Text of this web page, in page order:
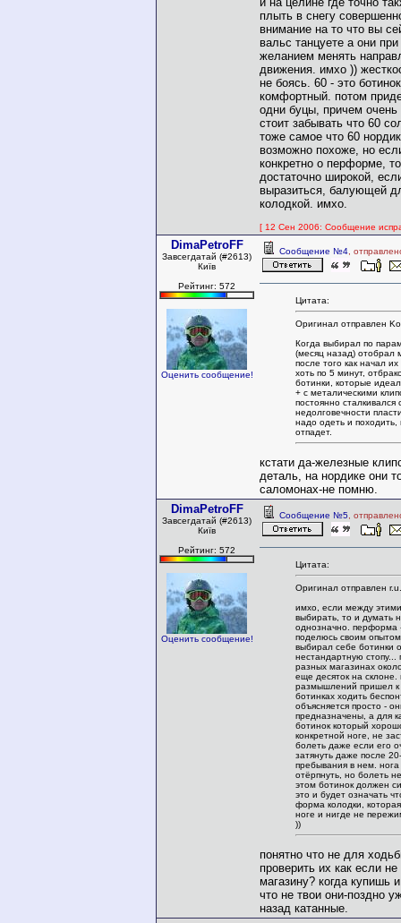
плыть в снегу
внимание на то что вы
вальс танцуете а они
желанием менять
движения. имхо ))
не боясь. 60 - это
комфортный. потом
одни буцы, причем
стоит забывать что 60
тоже самое что 60
возможно похоже, но
конкретно о перформе,
достаточно широкой,
выразиться, балующей
колодкой. имхо.
[ 12 Сен 2006: Сообщение
DimaPetroFF
Завсегдатай (#2613)
Київ
Рейтинг: 572
Оценить сообщение!
Сообщение №4 ,
Цитата:
Оригинал отправлен
Когда выбирал по
(месяц назад) отобрал
после того как начал
хоть по 5 минут,
ботинки, которые
+ с металическими
постоянно сталкивался
недолговечности
надо одеть и походить,
отпадет.
кстати да-железные
деталь, на нордике они
саломонах-не помню.
DimaPetroFF
Завсегдатай (#2613)
Київ
Рейтинг: 572
Оценить сообщение!
Сообщение №5 ,
Цитата:
Оригинал отправлен
имхо, если между
выбирать, то и думать
однозначно. перформа
поделюсь своим
выбирал себе ботинки
нестандартную стопу...
разных магазинах
еще десяток на склоне.
размышлений пришел к
ботинках ходить
объясняется просто -
предназначены, а для
ботинок который
конкретной ноге, не
болеть даже если его
затянуть даже после
пребывания в нем.
отёрпнуть, но болеть
этом ботинок должен
это и будет означать
форма колодки,
ноге и нигде не
))
понятно что не для
проверить их как если
магазину? когда купишь
что не твои они-поздно
назад катанные.